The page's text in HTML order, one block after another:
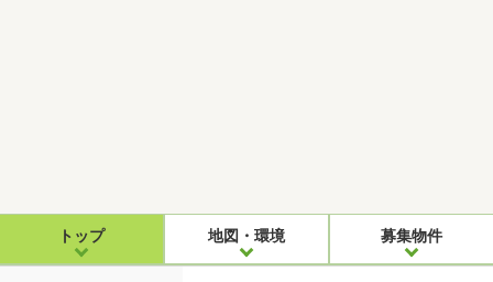
トップ 地図・環境 募集物件